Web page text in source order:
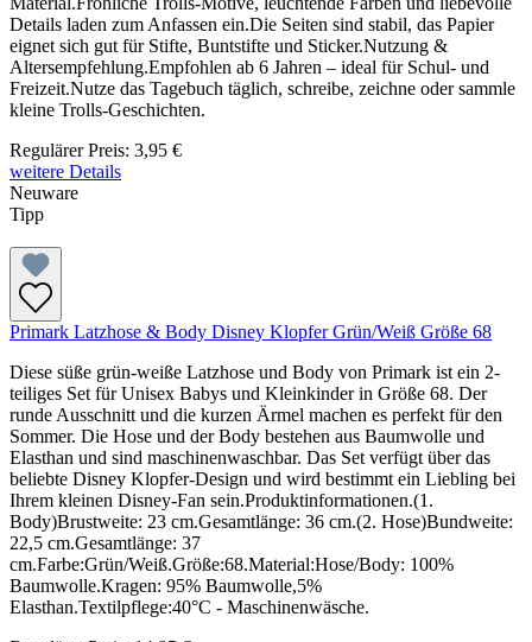
Details laden zum Anfassen ein.Die Seiten sind stabil, das Papier
eignet sich gut für Stifte, Buntstifte und Sticker.Nutzung &
Altersempfehlung.Empfohlen ab 6 Jahren – ideal für Schul- und
Freizeit.Nutze das Tagebuch täglich, schreibe, zeichne oder sammle
kleine Trolls-Geschichten.
Regulärer Preis: 3,95 €
weitere Details
Neuware
Tipp
Primark Latzhose & Body Disney Klopfer Grün/Weiß Größe 68
Diese süße grün-weiße Latzhose und Body von Primark ist ein 2-
teiliges Set für Unisex Babys und Kleinkinder in Größe 68. Der
runde Ausschnitt und die kurzen Ärmel machen es perfekt für den
Sommer. Die Hose und der Body bestehen aus Baumwolle und
Elasthan und sind maschinenwaschbar. Das Set verfügt über das
beliebte Disney Klopfer-Design und wird bestimmt ein Liebling bei
Ihrem kleinen Disney-Fan sein.Produktinformationen.(1.
Body)Brustweite: 23 cm.Gesamtlänge: 36 cm.(2. Hose)Bundweite:
22,5 cm.Gesamtlänge: 37
cm.Farbe:Grün/Weiß.Größe:68.Material:Hose/Body: 100%
Baumwolle.Kragen: 95% Baumwolle,5%
Elasthan.Textilpflege:40°C - Maschinenwäsche.